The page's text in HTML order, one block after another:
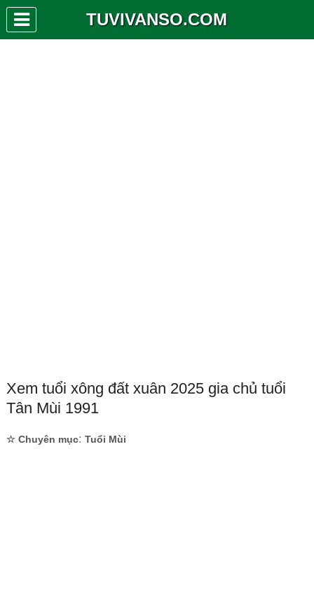
TUVIVANSO.COM
Xem tuổi xông đất xuân 2025 gia chủ tuổi
Tân Mùi 1991
☆ Chuyên mục: Tuổi Mùi